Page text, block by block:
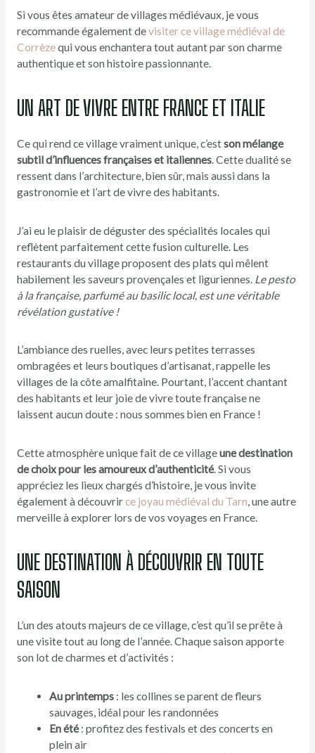
Si vous êtes amateur de villages médiévaux, je vous
recommande également devisiter ce village médiéval de
Corrèzequi vous enchantera tout autant par son charme
authentique et son histoire passionnante.
UN ART DE VIVRE ENTRE FRANCE ET ITALIE
Ce qui rend ce village vraiment unique, c’estson mélange
subtil d’influences françaises et italiennes. Cette dualité se
ressent dans l’architecture, bien sûr, mais aussi dans la
gastronomie et l’art de vivre des habitants.
J’ai eu le plaisir de déguster des spécialités locales qui
reflètent parfaitement cette fusion culturelle. Les
restaurants du village proposent des plats qui mêlent
habilement les saveurs provençales et liguriennes. Le pesto
à la française, parfumé au basilic local, est une véritable
révélation gustative !
L’ambiance des ruelles, avec leurs petites terrasses
ombragées et leurs boutiques d’artisanat, rappelle les
villages de la côte amalfitaine. Pourtant, l’accent chantant
des habitants et leur joie de vivre toute française ne
laissent aucun doute : nous sommes bien en France !
Cette atmosphère unique fait de ce villageune destination
de choix pour les amoureux d’authenticité. Si vous
appréciez les lieux chargés d’histoire, je vous invite
également à découvrirce joyau médiéval du Tarn, une autre
merveille à explorer lors de vos voyages en France.
UNE DESTINATION À DÉCOUVRIR EN TOUTE
SAISON
L’un des atouts majeurs de ce village, c’est qu’il se prête à
une visite tout au long de l’année. Chaque saison apporte
son lot de charmes et d’activités :
Au printemps : les collines se parent de fleurs
sauvages, idéal pour les randonnées
En été: profitez des festivals et des concerts en
plein air